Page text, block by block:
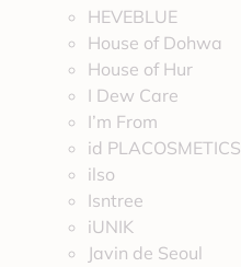
HEVEBLUE
House of Dohwa
House of Hur
I Dew Care
I’m From
id PLACOSMETICS
ilso
Isntree
iUNIK
Javin de Seoul